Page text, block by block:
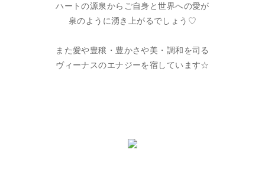
ハートの源泉からご自身と世界への愛が
泉のように湧き上がるでしょう♡
また愛や豊穣・豊かさや美・調和を司る
ヴィーナスのエナジーを宿しています☆